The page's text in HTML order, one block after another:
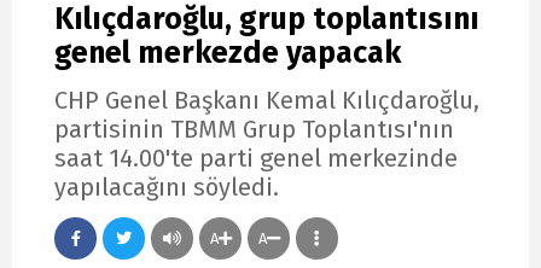
Kılıçdaroğlu, grup toplantısını
genel merkezde yapacak
CHP Genel Başkanı Kemal Kılıçdaroğlu,
partisinin TBMM Grup Toplantısı'nın
saat 14.00'te parti genel merkezinde
yapılacağını söyledi.
A A